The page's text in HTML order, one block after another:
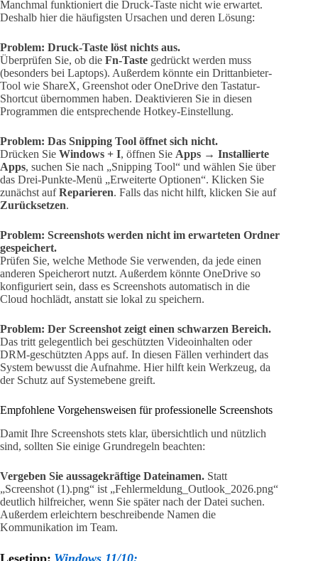
Manchmal funktioniert die Druck-Taste nicht wie erwartet.
Deshalb hier die häufigsten Ursachen und deren Lösung:
Problem: Druck-Taste löst nichts aus.
Überprüfen Sie, ob die Fn-Taste gedrückt werden muss
(besonders bei Laptops). Außerdem könnte ein Drittanbieter-
Tool wie ShareX, Greenshot oder OneDrive den Tastatur-
Shortcut übernommen haben. Deaktivieren Sie in diesen
Programmen die entsprechende Hotkey-Einstellung.
Problem: Das Snipping Tool öffnet sich nicht.
Drücken Sie Windows + I, öffnen Sie Apps → Installierte
Apps, suchen Sie nach „Snipping Tool“ und wählen Sie über
das Drei-Punkte-Menü „Erweiterte Optionen“. Klicken Sie
zunächst aufReparieren. Falls das nicht hilft, klicken Sie auf
Zurücksetzen.
Problem: Screenshots werden nicht im erwarteten Ordner
gespeichert.
Prüfen Sie, welche Methode Sie verwenden, da jede einen
anderen Speicherort nutzt. Außerdem könnte OneDrive so
konfiguriert sein, dass es Screenshots automatisch in die
Cloud hochlädt, anstatt sie lokal zu speichern.
Problem: Der Screenshot zeigt einen schwarzen Bereich.
Das tritt gelegentlich bei geschützten Videoinhalten oder
DRM-geschützten Apps auf. In diesen Fällen verhindert das
System bewusst die Aufnahme. Hier hilft kein Werkzeug, da
der Schutz auf Systemebene greift.
Empfohlene Vorgehensweisen für professionelle Screenshots
Damit Ihre Screenshots stets klar, übersichtlich und nützlich
sind, sollten Sie einige Grundregeln beachten:
Vergeben Sie aussagekräftige Dateinamen. Statt
„Screenshot (1).png“ ist „Fehlermeldung_Outlook_2026.png“
deutlich hilfreicher, wenn Sie später nach der Datei suchen.
Außerdem erleichtern beschreibende Namen die
Kommunikation im Team.
Lesetipp: Windows 11/10: